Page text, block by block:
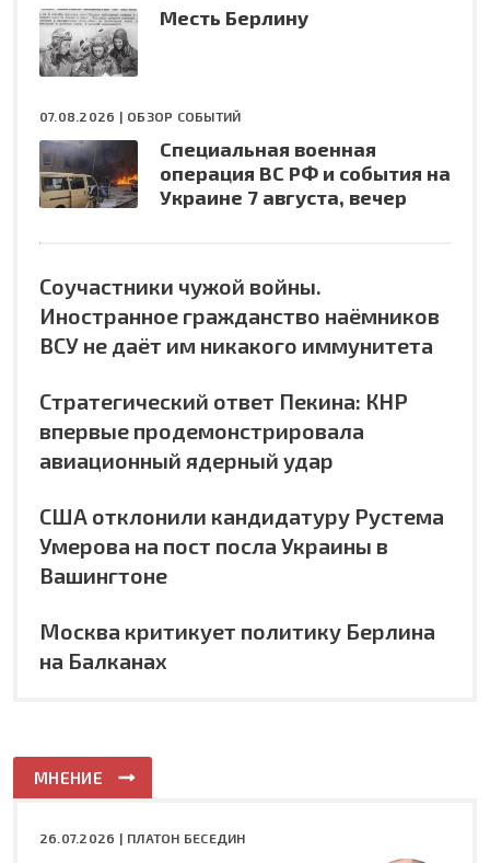
Месть Берлину
07.08.2026 | ОБЗОР СОБЫТИЙ
Специальная военная
операция ВС РФ и события на
Украине 7 августа, вечер
Соучастники чужой войны.
Иностранное гражданство наёмников
ВСУ не даёт им никакого иммунитета
Стратегический ответ Пекина: КНР
впервые продемонстрировала
авиационный ядерный удар
США отклонили кандидатуру Рустема
Умерова на пост посла Украины в
Вашингтоне
Москва критикует политику Берлина
на Балканах
МНЕНИЕ
26.07.2026 | ПЛАТОН БЕСЕДИН